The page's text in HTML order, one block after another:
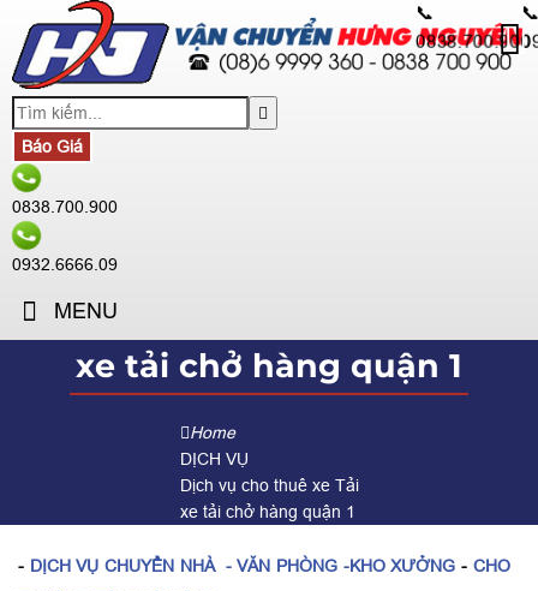
📞
0838.700.900
Báo Giá
0838.700.900
0932.6666.09
MENU
xe tải chở hàng quận 1
Home
DỊCH VỤ
Dịch vụ cho thuê xe Tải
xe tải chở hàng quận 1
- DỊCH VỤ CHUYỂN NHÀ - VĂN PHÒNG -KHO XƯỞNG - CHO